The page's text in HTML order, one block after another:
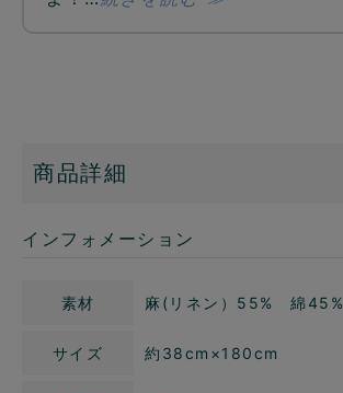
商品詳細
インフォメーション
素材 麻(リネン）55% 綿45%
サイズ 約38cm×180cm